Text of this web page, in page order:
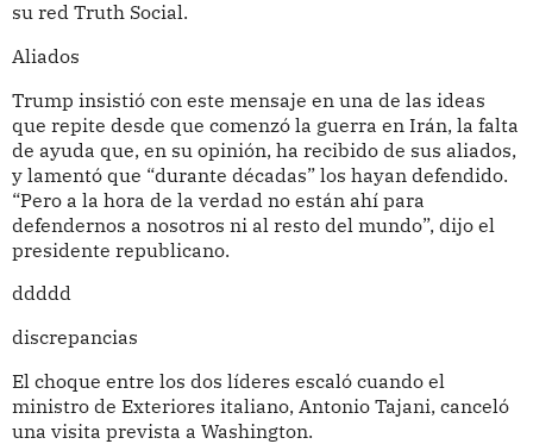
su red Truth Social.
Aliados
Trump insistió con este mensaje en una de las ideas
que repite desde que comenzó la guerra en Irán, la falta
de ayuda que, en su opinión, ha recibido de sus aliados,
y lamentó que “durante décadas” los hayan defendido.
“Pero a la hora de la verdad no están ahí para
defendernos a nosotros ni al resto del mundo”, dijo el
presidente republicano.
ddddd
discrepancias
El choque entre los dos líderes escaló cuando el
ministro de Exteriores italiano, Antonio Tajani, canceló
una visita prevista a Washington.